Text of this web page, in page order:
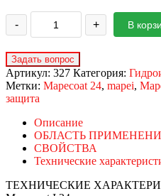
- + В
Артикул: 327 Категория:
Метки: Mapecoat 24, mapei,
защита
Описание
ОБЛАСТЬ
СВОЙСТВА
Технические
ТЕХНИЧЕСКИЕ